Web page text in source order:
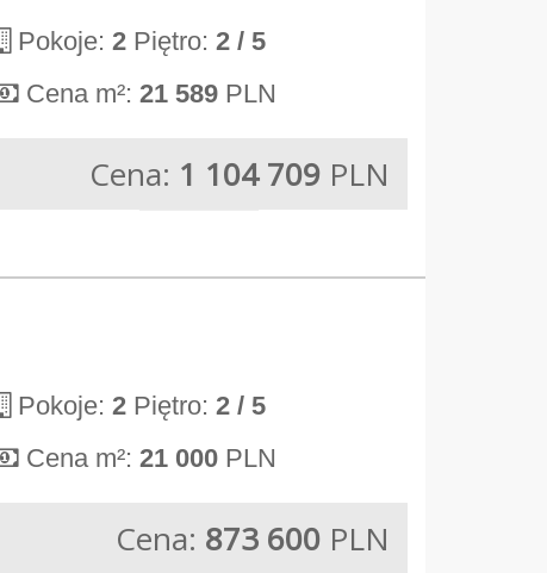
Pokoje: 2 Piętro: 2 / 5
Cena m²: 21 589 PLN
Cena: 1 104 709 PLN
Pokoje: 2 Piętro: 2 / 5
Cena m²: 21 000 PLN
Cena: 873 600 PLN